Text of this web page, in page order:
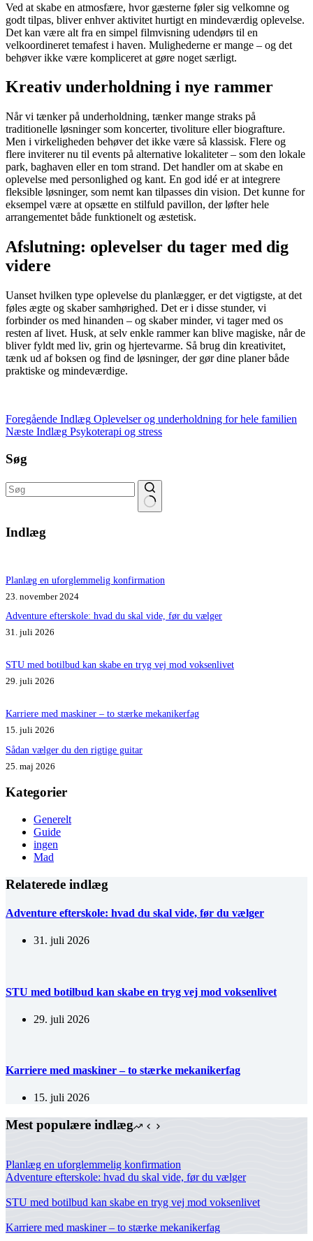
Ved at skabe en atmosfære, hvor gæsterne føler sig velkomne og
godt tilpas, bliver enhver aktivitet hurtigt en mindeværdig oplevelse.
Det kan være alt fra en simpel filmvisning udendørs til en
velkoordineret temafest i haven. Mulighederne er mange – og det
behøver ikke være kompliceret at gøre noget særligt.
Kreativ underholdning i nye rammer
Når vi tænker på underholdning, tænker mange straks på
traditionelle løsninger som koncerter, tivoliture eller biografture.
Men i virkeligheden behøver det ikke være så klassisk. Flere og
flere inviterer nu til events på alternative lokaliteter – som den lokale
park, baghaven eller en tom strand. Det handler om at skabe en
oplevelse med personlighed og kant. En god idé er at integrere
fleksible løsninger, som nemt kan tilpasses din vision. Det kunne for
eksempel være at opsætte en stilfuld pavillon, der løfter hele
arrangementet både funktionelt og æstetisk.
Afslutning: oplevelser du tager med dig
videre
Uanset hvilken type oplevelse du planlægger, er det vigtigste, at det
føles ægte og skaber samhørighed. Det er i disse stunder, vi
forbinder os med hinanden – og skaber minder, vi tager med os
resten af livet. Husk, at selv enkle rammer kan blive magiske, når de
bliver fyldt med liv, grin og hjertevarme. Så brug din kreativitet,
tænk ud af boksen og find de løsninger, der gør dine planer både
praktiske og mindeværdige.
Foregående Indlæg Oplevelser og underholdning for hele familien
Næste Indlæg Psykoterapi og stress
Søg
resultater
Indlæg
Planlæg en uforglemmelig konfirmation
23. november 2024
Adventure efterskole: hvad du skal vide, før du vælger
31. juli 2026
STU med botilbud kan skabe en tryg vej mod voksenlivet
29. juli 2026
Karriere med maskiner – to stærke mekanikerfag
15. juli 2026
Sådan vælger du den rigtige guitar
25. maj 2026
Kategorier
Generelt
Guide
ingen
Mad
Relaterede indlæg
Adventure efterskole: hvad du skal vide, før du vælger
31. juli 2026
STU med botilbud kan skabe en tryg vej mod voksenlivet
29. juli 2026
Karriere med maskiner – to stærke mekanikerfag
15. juli 2026
Mest populære indlæg
Planlæg en uforglemmelig konfirmation
Adventure efterskole: hvad du skal vide, før du vælger
STU med botilbud kan skabe en tryg vej mod voksenlivet
Karriere med maskiner – to stærke mekanikerfag